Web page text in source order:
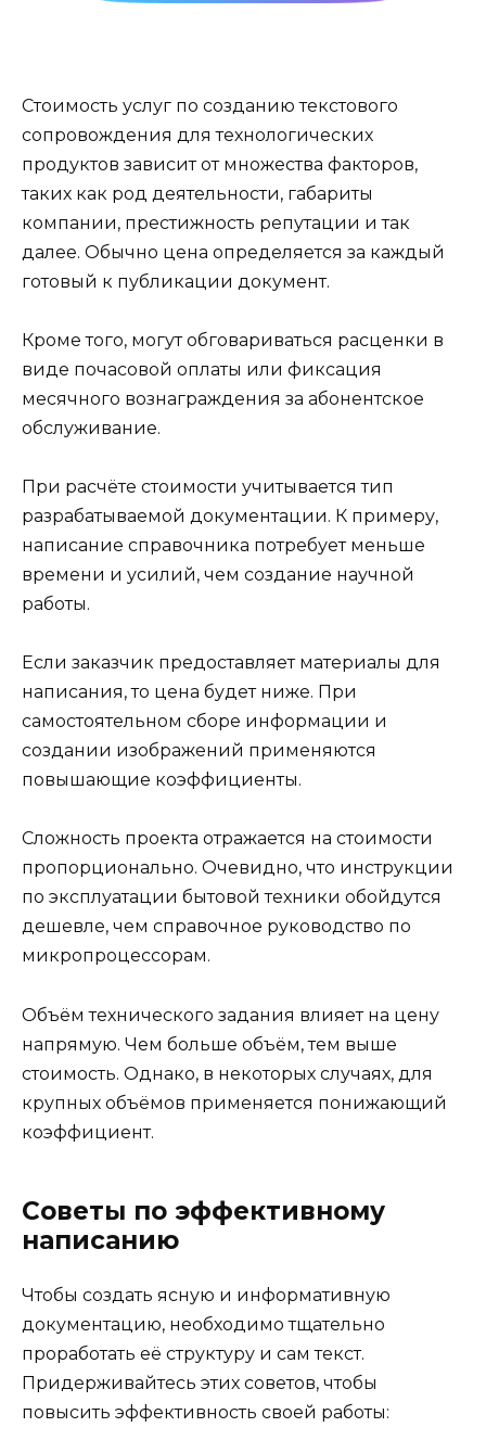
Стоимость услуг по созданию текстового
сопровождения для технологических
продуктов зависит от множества факторов,
таких как род деятельности, габариты
компании, престижность репутации и так
далее. Обычно цена определяется за каждый
готовый к публикации документ.
Кроме того, могут обговариваться расценки в
виде почасовой оплаты или фиксация
месячного вознаграждения за абонентское
обслуживание.
При расчёте стоимости учитывается тип
разрабатываемой документации. К примеру,
написание справочника потребует меньше
времени и усилий, чем создание научной
работы.
Если заказчик предоставляет материалы для
написания, то цена будет ниже. При
самостоятельном сборе информации и
создании изображений применяются
повышающие коэффициенты.
Сложность проекта отражается на стоимости
пропорционально. Очевидно, что инструкции
по эксплуатации бытовой техники обойдутся
дешевле, чем справочное руководство по
микропроцессорам.
Объём технического задания влияет на цену
напрямую. Чем больше объём, тем выше
стоимость. Однако, в некоторых случаях, для
крупных объёмов применяется понижающий
коэффициент.
Советы по эффективному
написанию
Чтобы создать ясную и информативную
документацию, необходимо тщательно
проработать её структуру и сам текст.
Придерживайтесь этих советов, чтобы
повысить эффективность своей работы: